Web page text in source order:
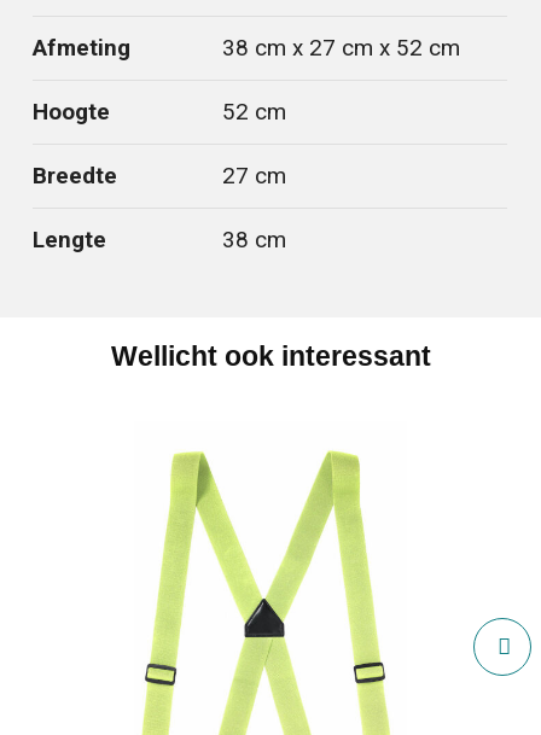
Afmeting 38 cm x 27 cm x 52 cm
Hoogte 52 cm
Breedte 27 cm
Lengte 38 cm
Wellicht ook interessant